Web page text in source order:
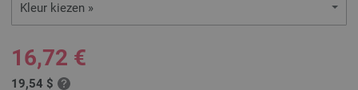
Kleur kiezen »
16,72 €
19,54 $